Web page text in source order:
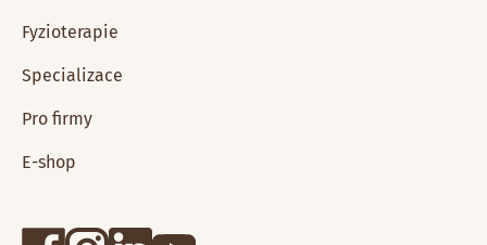
Fyzioterapie
Specializace
Pro firmy
E-shop